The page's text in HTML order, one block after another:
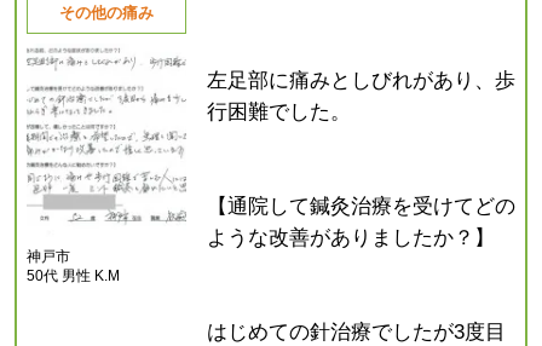
その他の痛み
神戸市
50代 男性 K.M
左足部に痛みとしびれがあり、歩
行困難でした。
【通院して鍼灸治療を受けてどの
ような改善がありましたか？】
はじめての針治療でしたが3度目